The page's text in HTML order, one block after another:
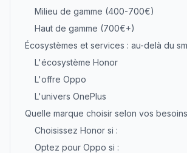
Milieu de gamme (400-700€)
Haut de gamme (700€+)
Écosystèmes et services : au-delà du
L'écosystème Honor
L'offre Oppo
L'univers OnePlus
Quelle marque choisir selon vos
Choisissez Honor si :
Optez pour Oppo si :